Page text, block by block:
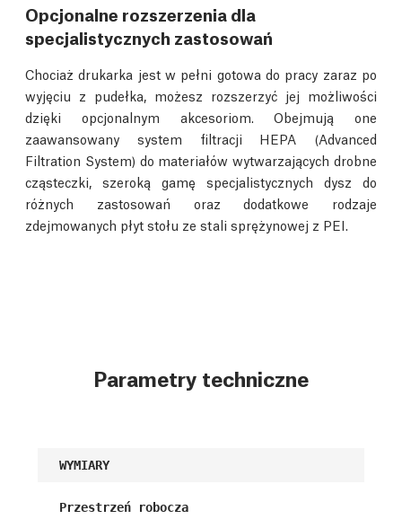
Opcjonalne rozszerzenia dla
specjalistycznych zastosowań
Chociaż drukarka jest w pełni gotowa do pracy zaraz po
wyjęciu z pudełka, możesz rozszerzyć jej możliwości
dzięki opcjonalnym akcesoriom. Obejmują one
zaawansowany system filtracji HEPA (Advanced
Filtration System) do materiałów wytwarzających drobne
cząsteczki, szeroką gamę specjalistycznych dysz do
różnych zastosowań oraz dodatkowe rodzaje
zdejmowanych płyt stołu ze stali sprężynowej z PEI.
Parametry techniczne
WYMIARY
Przestrzeń robocza